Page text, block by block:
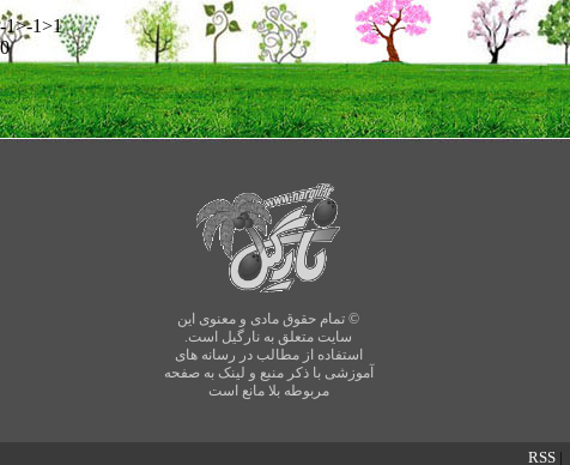
-1>-1>1
0
© تمام حقوق مادی و معنوی این
سایت متعلق به نارگیل است.
استفاده از مطالب در رسانه های
آموزشی با ذکر منبع و لینک به صفحه
مربوطه بلا مانع است
|
RSS